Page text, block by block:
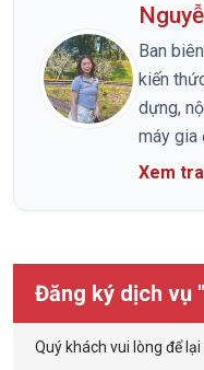
Ban
kiến
dựng,
máy gia
Xem
Đăng ký dịch vụ
Quý khách vui lòng để